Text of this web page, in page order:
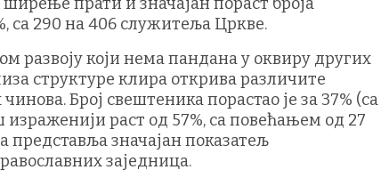
са 290 на 406 служитеља Цркве.
развоју који нема пандана у оквиру других
структуре клира открива различите
Број свештеника порастао је за 37% (са
израженији раст од 57%, са повећањем од 27
представља значајан показатељ
заједница.